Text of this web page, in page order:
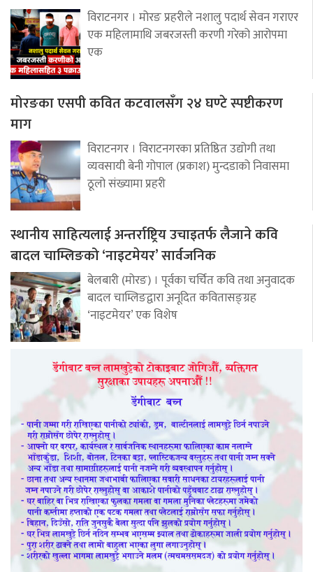
विराटनगर । मोरङ प्रहरीले नशालु पदार्थ सेवन गराएर
एक महिलामाथि जबरजस्ती करणी गरेको आरोपमा
एक
मोरङका एसपी कवित कटवालसँग २४ घण्टे स्पष्टीकरण
माग
विराटनगर । विराटनगरका प्रतिष्ठित उद्योगी तथा
व्यवसायी बेनी गोपाल (प्रकाश) मुन्दडाको निवासमा
ठूलो संख्यामा प्रहरी
स्थानीय साहित्यलाई अन्तर्राष्ट्रिय उचाइतर्फ लैजाने कवि
बादल चाम्लिङको ‘नाइटमेयर’ सार्वजनिक
बेलबारी (मोरङ) । पूर्वका चर्चित कवि तथा अनुवादक
बादल चाम्लिङद्वारा अनूदित कवितासङ्ग्रह
‘नाइटमेयर’ एक विशेष